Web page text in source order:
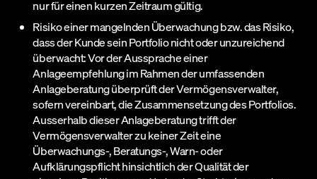
nur für einen kurzen Zeitraum gültig.
Risiko einer mangelnden Überwachung bzw. das Risiko,
dass der Kunde sein Portfolio nicht oder unzureichend
überwacht: Vor der Aussprache einer
Anlageempfehlung im Rahmen der umfassenden
Anlageberatung überprüft der Vermögensverwalter,
sofern vereinbart, die Zusammensetzung des Portfolios.
Ausserhalb dieser Anlageberatung trifft der
Vermögensverwalter zu keiner Zeit eine
Überwachungs-, Beratungs-, Warn- oder
Aufklärungspflicht hinsichtlich der Qualität der